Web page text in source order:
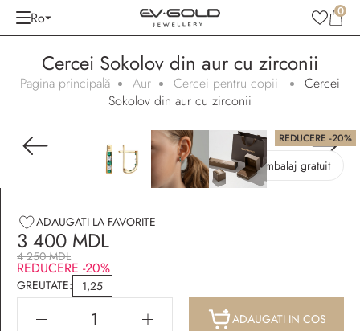
Ro 0
Cercei Sokolov din aur cu zirconii
Pagina principală Aur Cercei pentru copii
Cercei
Sokolov din aur cu zirconii
REDUCERE -20%
Ambalaj gratuit
ADAUGATI LA FAVORITE
3 400 MDL
4 250 MDL
REDUCERE -20%
GREUTATE: 1,25
ADAUGATI IN COS